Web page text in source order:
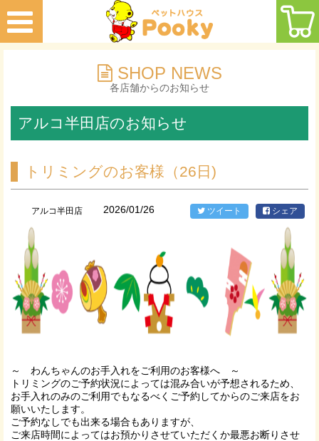
SHOP NEWS
各店舗からのお知らせ
アルコ半田店のお知らせ
トリミングのお客様（26日)
アルコ半田店 2026/01/26 ツイート シェア
～ わんちゃんのお手入れをご利用のお客様へ ～
トリミングのご予約状況によっては混み合いが予想されるため、
お手入れのみのご利用でもなるべくご予約してからのご来店をお
願いいたします。
ご予約なしでも出来る場合もありますが、
ご来店時間によってはお預かりさせていただくか最悪お断りさせ